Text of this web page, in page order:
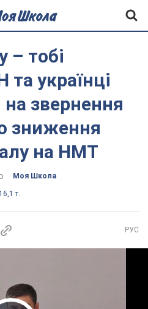
– тобі
українці
на звернення
зниження
на НМТ
Моя Школа
16,1 т.
РУС